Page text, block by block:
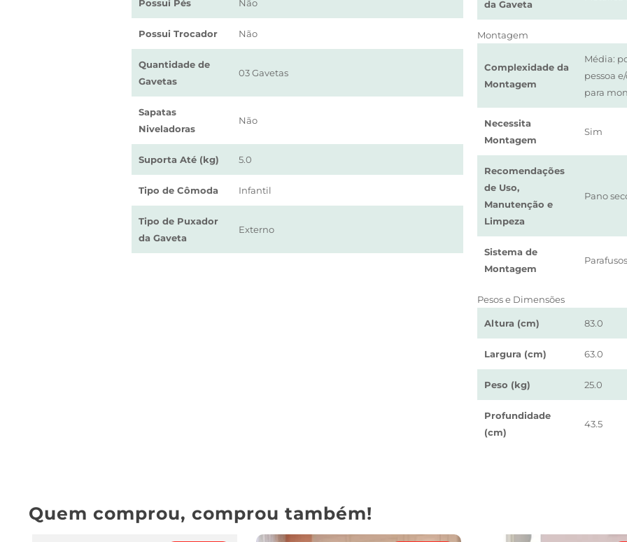
Possui Pés Não
Possui Trocador Não
Quantidade de
Gavetas
03 Gavetas
Sapatas
Niveladoras
Não
Suporta Até (kg) 5.0
Tipo de Cômoda Infantil
Tipo de Puxador
da Gaveta
Externo
da Gaveta
Montagem
Complexidade da
Montagem
Média:
pessoa
para
Necessita
Montagem
Sim
Recomendações
de Uso,
Manutenção e
Limpeza
Pano
Sistema de
Montagem
Pesos e Dimensões
Altura (cm) 83.0
Largura (cm) 63.0
Peso (kg) 25.0
Profundidade
(cm)
43.5
Quem comprou, comprou também!